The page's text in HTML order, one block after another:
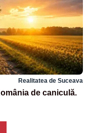
Realitatea de Suceava
de caniculă.